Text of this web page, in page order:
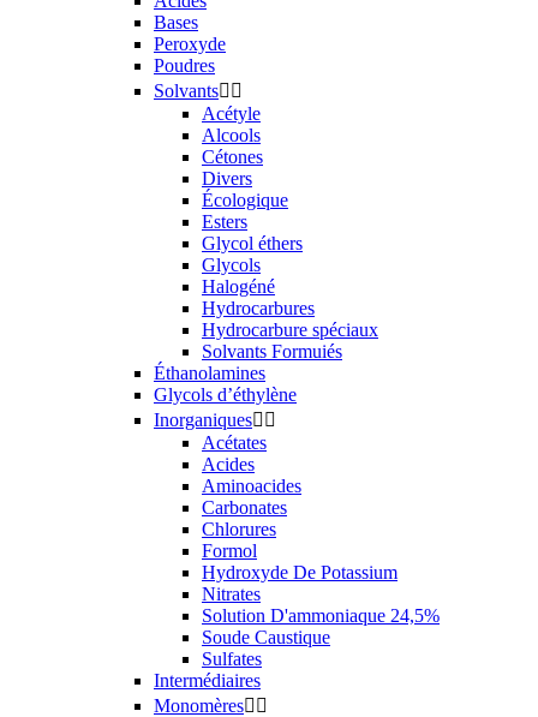
Bases
Peroxyde
Poudres
Solvants 
Acétyle
Alcools
Cétones
Divers
Écologique
Esters
Glycol éthers
Glycols
Halogéné
Hydrocarbures
Hydrocarbure spéciaux
Solvants Formuiés
Éthanolamines
Glycols d’éthylène
Inorganiques 
Acétates
Acides
Aminoacides
Carbonates
Chlorures
Formol
Hydroxyde De Potassium
Nitrates
Solution D'ammoniaque 24,5%
Soude Caustique
Sulfates
Intermédiaires
Monomères 